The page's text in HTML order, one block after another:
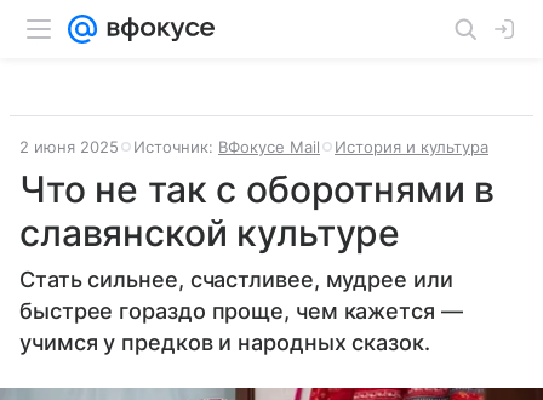
2 июня 2025 Источник: ВФокусе Mail История и культура
Что не так с оборотнями в
славянской культуре
Стать сильнее, счастливее, мудрее или
быстрее гораздо проще, чем кажется —
учимся у предков и народных сказок.